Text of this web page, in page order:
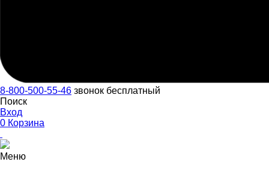
8-800-500-55-46 звонок бесплатный
Поиск
Вход
0 Корзина
Меню